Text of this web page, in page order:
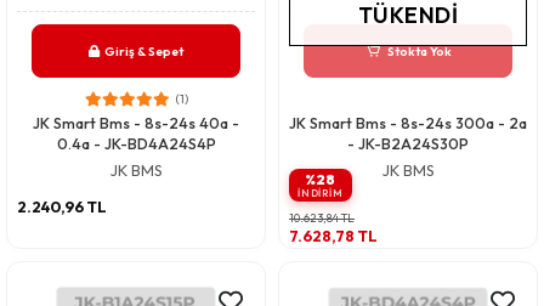
Giriş & Sepet
(1)
JK Smart Bms - 8s-24s 40a -
0.4a - JK-BD4A24S4P
JK BMS
2.240,96 TL
Stokta Yok
TÜKENDI
JK Smart Bms - 8s-24s 300a - 2a
- JK-B2A24S30P
JK BMS
%28
INDIRIM
10.623,84 TL
7.628,78 TL